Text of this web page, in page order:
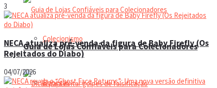
Colecionismo
Bonecas
Guia de Lojas Confiáveis para Colecionadores
3
NECA atualiza pré-venda da figura de Baby Firefly (Os
Rejeitados do Diabo)
04/07/2026